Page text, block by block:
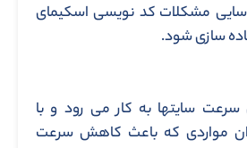
مشکلات کد نویسی اسکیمای
سازی شود.
سرعت سایتها به کار می رود و با
مواردی که باعث کاهش سرعت